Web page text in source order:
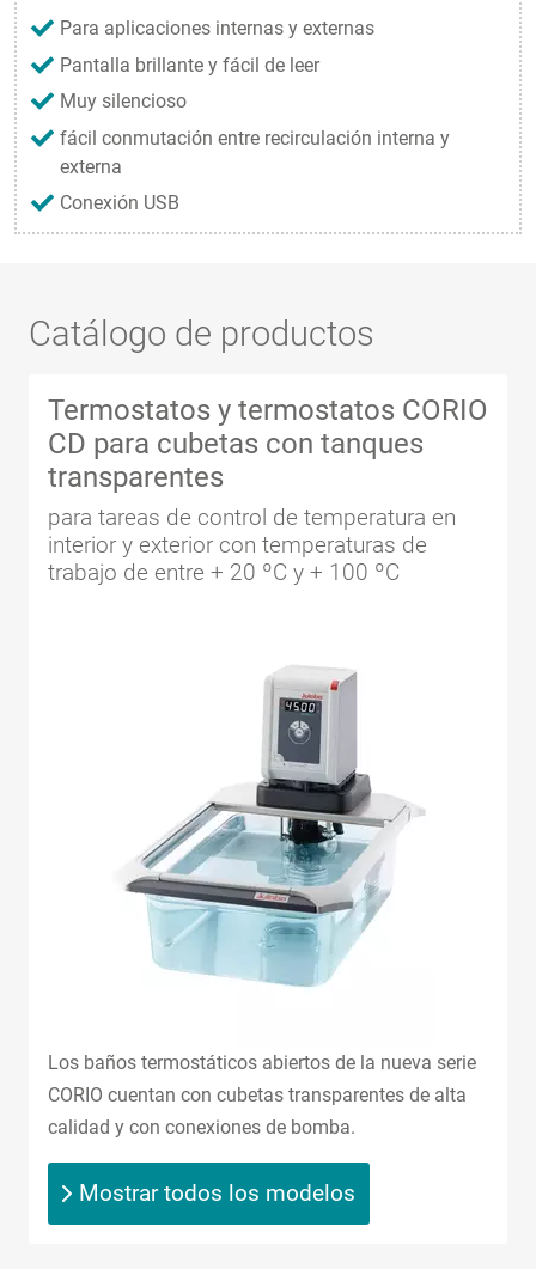
Para aplicaciones internas y externas
Pantalla brillante y fácil de leer
Muy silencioso
fácil conmutación entre recirculación interna y
externa
Conexión USB
Catálogo de productos
Termostatos y termostatos CORIO
CD para cubetas con tanques
transparentes
para tareas de control de temperatura en
interior y exterior con temperaturas de
trabajo de entre + 20 ºC y + 100 ºC
Los baños termostáticos abiertos de la nueva serie
CORIO cuentan con cubetas transparentes de alta
calidad y con conexiones de bomba.
Mostrar todos los modelos